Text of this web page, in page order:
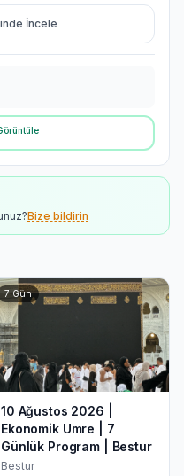
İncele
Bize bildirin
7Gün
10 Ağustos 2026 |
Ekonomik Umre | 7
Günlük Program | Bestur
Bestur